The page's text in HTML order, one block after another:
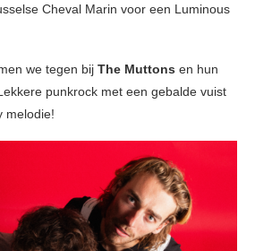
Cheval Marin voor een Luminous
we tegen bij The Muttons en hun
Lekkere punkrock met een gebalde vuist
melodie!